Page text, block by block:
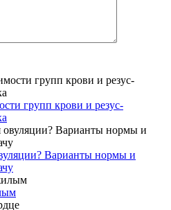
групп крови и резус-
Варианты нормы и